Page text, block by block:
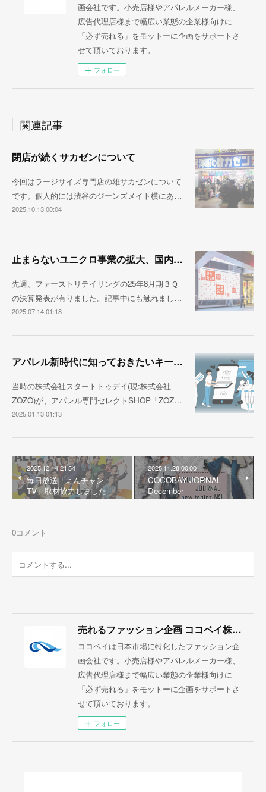
画会社です。小売店様やアパレルメーカー様、
広告代理店様まで幅広い業態の企業様向けに
「必ず売れる」をモットーに企画をサポートさ
せて頂いております。
フォロー
関連記事
閉店が続くサカゼンについて
今回はラージサイズ専門店の雄サカゼンについて
です。個人的には渋谷のジーンズメイト横にあ…
2025.10.13 00:04
止まらないユニクロ事業の拡大、国内売上1兆円が視野に
先週、ファーストリテイリングの25年8月期３Ｑ
の決算発表が有りました。記事中にも触れまし…
2025.07.14 01:18
アパレル新時代に知っておきたいキーパーソンたち
当時の株式会社スタートトゥデイ(現:株式会社
ZOZO)が、アパレル専門セレクトSHOP「ZOZ…
2025.01.13 01:13
2025.12.14 21:54
毎日放送「よんチャン
TV」取材協力しました
2025.11.28 00:00
COCOBAY JORNAL
December
0コメント
売れるファッション企画 ココベイ株式会社
ココベイは日本市場に特化したファッション企
画会社です。小売店様やアパレルメーカー様、
広告代理店様まで幅広い業態の企業様向けに
「必ず売れる」をモットーに企画をサポートさ
せて頂いております。
フォロー